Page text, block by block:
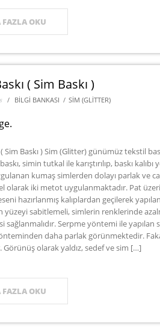
FAZLA OKU
( Sim Baskı )
BILGI BANKASI SIM (GLITTER)
Sim Baskı ) Sim (Glitter) günümüz tekstil
simin tutkal ile karıştırılıp, baskı
kumaş simlerden dolayı parlak ve
olarak iki metot uygulanmaktadır. Pat
hazırlanmış kalıplardan geçilerek
yüzeyi sabitlemeli, simlerin renklerinde
sağlanmalıdır. Serpme yöntemi ile yapılan
daha parlak görünmektedir.
olarak yaldız, sedef ve sim […]
FAZLA OKU